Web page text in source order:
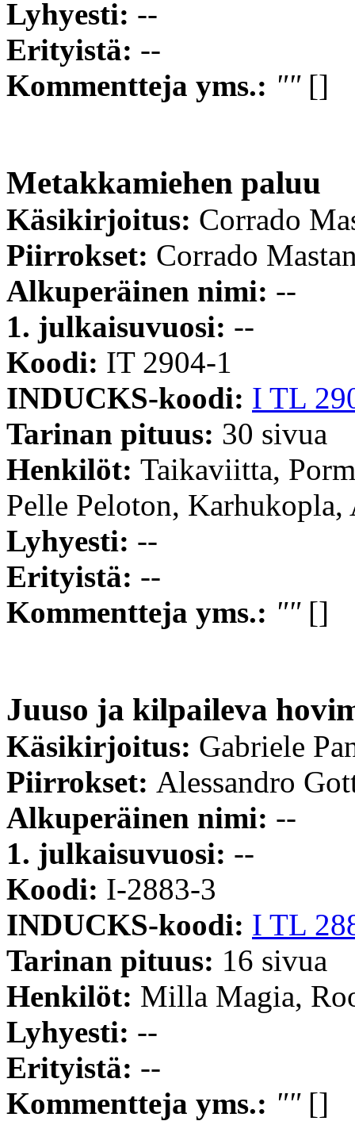
Lyhyesti: --
Erityistä: --
Kommentteja yms.: ""[]
Metakkamiehen paluu
Käsikirjoitus: Corrado
Piirrokset: Corrado
Alkuperäinen nimi: --
1. julkaisuvuosi: --
Koodi: IT 2904-1
INDUCKS-koodi: I TL
Tarinan pituus: 30 sivua
Henkilöt: Taikaviitta,
Pelle Peloton,
Lyhyesti: --
Erityistä: --
Kommentteja yms.: ""[]
Juuso ja kilpaileva
Käsikirjoitus: Gabriele
Piirrokset: Alessandro
Alkuperäinen nimi: --
1. julkaisuvuosi: --
Koodi: I-2883-3
INDUCKS-koodi: I TL
Tarinan pituus: 16 sivua
Henkilöt: Milla Magia,
Lyhyesti: --
Erityistä: --
Kommentteja yms.: ""[]